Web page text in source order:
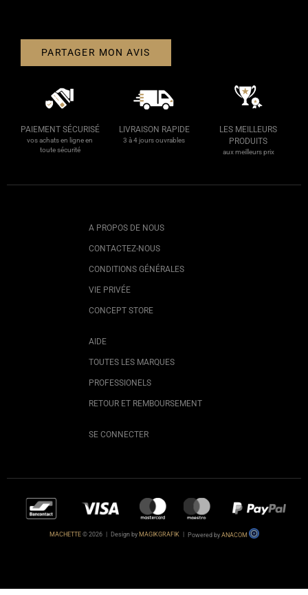
PARTAGER MON AVIS
PAIEMENT SÉCURISÉ
vos achats en ligne en
toute sécurité
LIVRAISON RAPIDE
3 à 4 jours ouvrables
LES MEILLEURS
PRODUITS
aux meilleurs prix
A PROPOS DE NOUS
CONTACTEZ-NOUS
CONDITIONS GÉNÉRALES
VIE PRIVÉE
CONCEPT STORE
AIDE
TOUTES LES MARQUES
PROFESSIONELS
RETOUR ET REMBOURSEMENT
SE CONNECTER
MACHETTE© 2026 Design by MAGIKGRAFIK Powered by ANACOM